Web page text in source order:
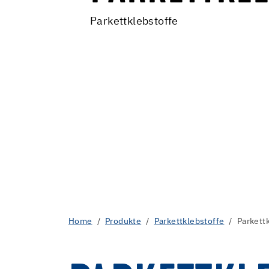
Parkettklebstoffe
Home Produkte Parkettklebstoffe